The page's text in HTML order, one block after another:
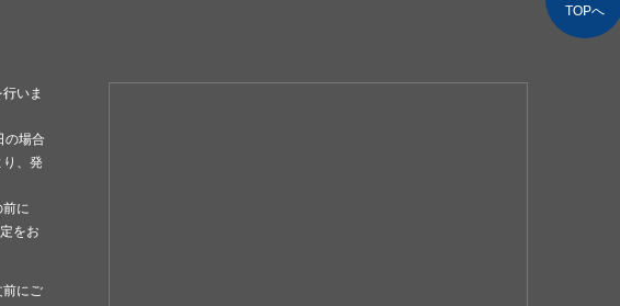
ます。
引き渡し可能です。（要事前連絡）
いま
の場合
り、発
に
をお
前にご
TOPへ